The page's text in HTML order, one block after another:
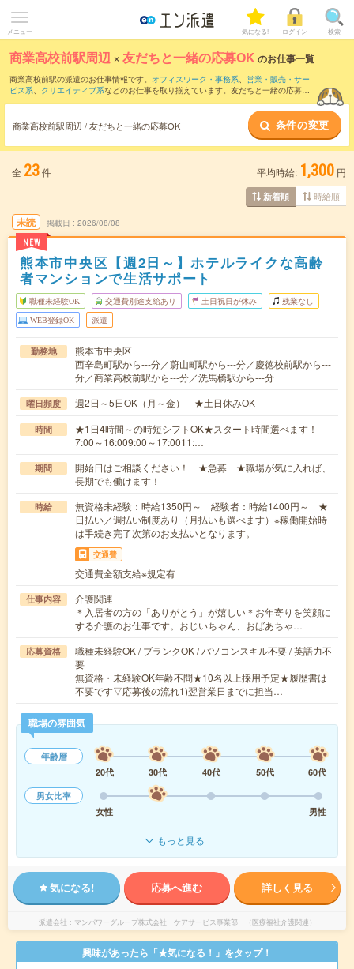
メニュー 気になる! ログイン 検索
商業高校前駅周辺 ×友だちと一緒の応募OK のお仕事一覧
商業高校前駅の派遣のお仕事情報です。 オフィスワーク・事務系、 営業・販売・サー
ビス系、 クリエイティブ系などのお仕事を取り揃えています。友だちと一緒の応募OK
商業高校前駅周辺 / 友だちと一緒の応募OK 条件の変更
全 23件 平均時給: 1,300 円
新着順 時給順
未読
NEW
掲載日 2026/08/08
熊本市中央区【週2日～】ホテルライクな高齢
者マンションで生活サポート
職種未経験OK 交通費別途支給あり 土日祝日が休み 残業なし
WEB登録OK 派遣
勤務地
熊本市中央区
西辛島町駅から---分／蔚山町駅から---分／慶徳校前駅から---
分／商業高校前駅から---分／洗馬橋駅から---分
曜日頻度 週2日～5日OK（月～金） ★土日休みOK
時間
★1日4時間～の時短シフトOK★スタート時間選べます！
7:00～16:009:00～17:0011:…
期間
開始日はご相談ください！ ★急募 ★職場が気に入れば、
長期でも働けます！
時給
無資格未経験：時給1350円～ 経験者：時給1400円～ ★
日払い／週払い制度あり（月払いも選べます）※稼働開始時
は手続き完了次第のお支払いとなります。
交通費
交通費全額支給※規定有
仕事内容
介護関連
＊入居者の方の「ありがとう」が嬉しい＊お年寄りを笑顔に
する介護のお仕事です。おじいちゃん、おばあちゃ…
応募資格
職種未経験OK / ブランクOK / パソコンスキル不要 / 英語力不
要
無資格・未経験OK年齢不問★10名以上採用予定★履歴書は
不要です▽応募後の流れ1)翌営業日までに担当…
職場の雰囲気
年齢層
20代
30代 40代 50代
60代
男女比率
女性
男性
もっと見る
気になる! 応募へ進む 詳しく見る
派遣会社 マンパワーグループ株式会社 ケアサービス事業部 （医療福祉介護関連）
興味があったら「★気になる！」をタップ！